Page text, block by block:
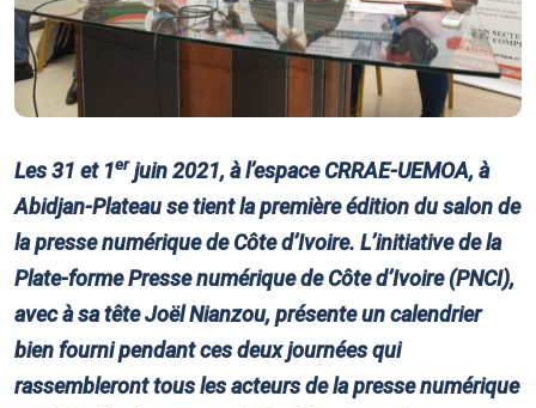
Les 31 et 1erjuin 2021, à l’espace CRRAE-UEMOA, à
Abidjan-Plateau se tient la première édition du salon de
la presse numérique de Côte d’Ivoire. L’initiative de la
Plate-forme Presse numérique de Côte d’Ivoire (PNCI),
avec à sa tête Joël Nianzou, présente un calendrier
bien fourni pendant ces deux journées qui
rassembleront tous les acteurs de la presse numérique